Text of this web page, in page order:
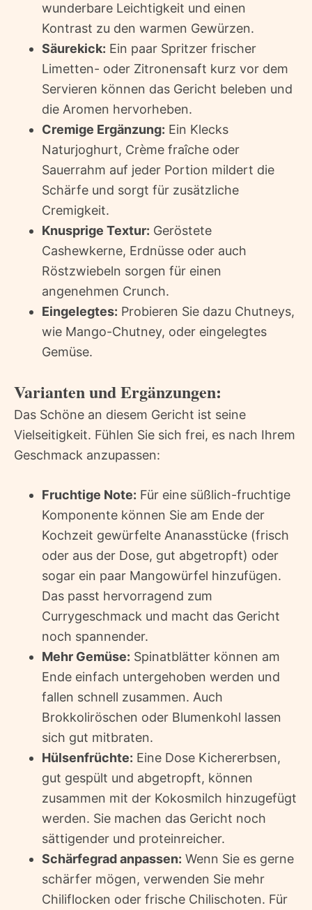
wunderbare Leichtigkeit und einen
Kontrast zu den warmen Gewürzen.
Säurekick: Ein paar Spritzer frischer
Limetten- oder Zitronensaft kurz vor dem
Servieren können das Gericht beleben und
die Aromen hervorheben.
Cremige Ergänzung: Ein Klecks
Naturjoghurt, Crème fraîche oder
Sauerrahm auf jeder Portion mildert die
Schärfe und sorgt für zusätzliche
Cremigkeit.
Knusprige Textur: Geröstete
Cashewkerne, Erdnüsse oder auch
Röstzwiebeln sorgen für einen
angenehmen Crunch.
Eingelegtes: Probieren Sie dazu Chutneys,
wie Mango-Chutney, oder eingelegtes
Gemüse.
Varianten und Ergänzungen:
Das Schöne an diesem Gericht ist seine
Vielseitigkeit. Fühlen Sie sich frei, es nach Ihrem
Geschmack anzupassen:
Fruchtige Note: Für eine süßlich-fruchtige
Komponente können Sie am Ende der
Kochzeit gewürfelte Ananasstücke (frisch
oder aus der Dose, gut abgetropft) oder
sogar ein paar Mangowürfel hinzufügen.
Das passt hervorragend zum
Currygeschmack und macht das Gericht
noch spannender.
Mehr Gemüse: Spinatblätter können am
Ende einfach untergehoben werden und
fallen schnell zusammen. Auch
Brokkoliröschen oder Blumenkohl lassen
sich gut mitbraten.
Hülsenfrüchte: Eine Dose Kichererbsen,
gut gespült und abgetropft, können
zusammen mit der Kokosmilch hinzugefügt
werden. Sie machen das Gericht noch
sättigender und proteinreicher.
Schärfegrad anpassen: Wenn Sie es gerne
schärfer mögen, verwenden Sie mehr
Chiliflocken oder frische Chilischoten. Für